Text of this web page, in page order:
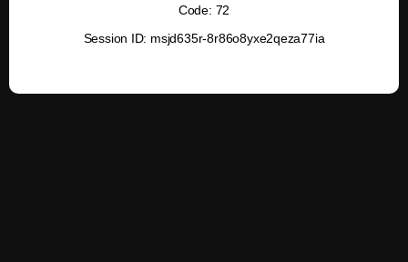
Code: 72
Session ID: msjd635r-8r86o8yxe2qeza77ia